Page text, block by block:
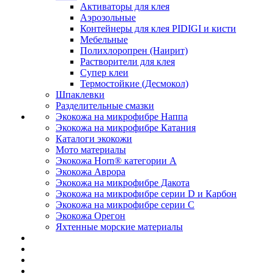
Активаторы для клея
Аэрозольные
Контейнеры для клея PIDIGI и кисти
Мебельные
Полихлоропрен (Наирит)
Растворители для клея
Супер клеи
Термостойкие (Десмокол)
Шпаклевки
Разделительные смазки
Экокожа на микрофибре Наппа
Экокожа на микрофибре Катания
Каталоги экокожи
Мото материалы
Экокожа Horn® категории A
Экокожа Аврора
Экокожа на микрофибре Дакота
Экокожа на микрофибре серии D и Карбон
Экокожа на микрофибре серии С
Экокожа Орегон
Яхтенные морские материалы